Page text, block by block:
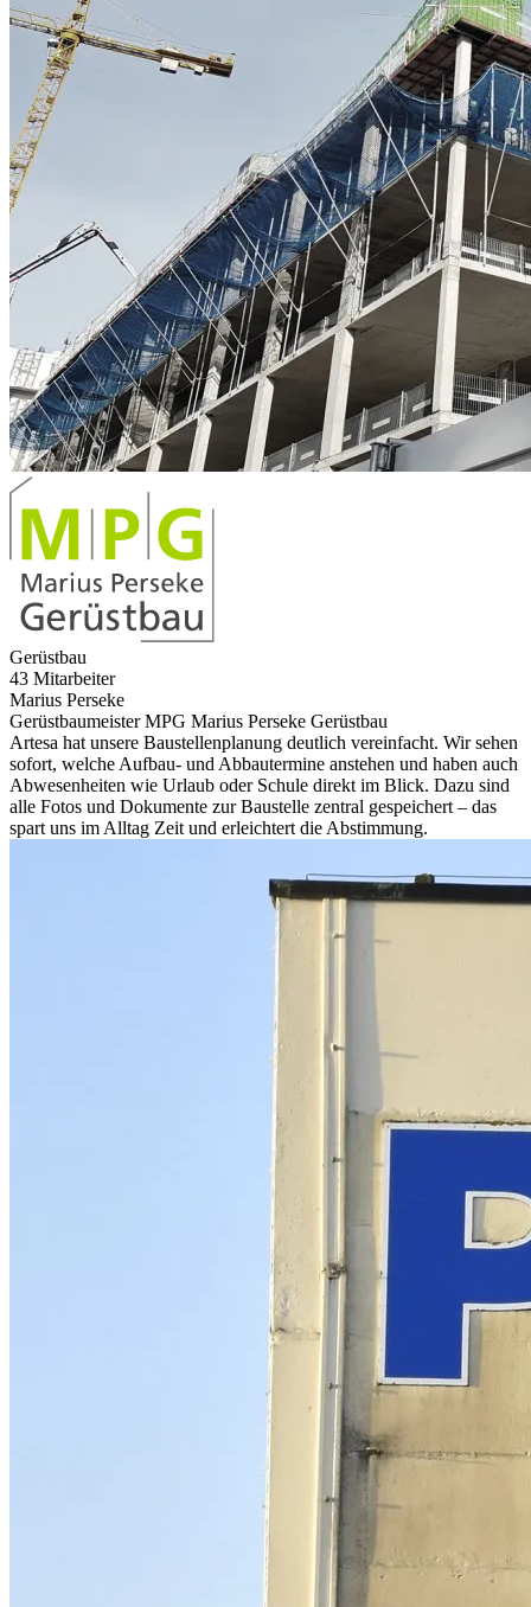
Gerüstbau
43 Mitarbeiter
Marius Perseke
Gerüstbaumeister MPG Marius Perseke Gerüstbau
Artesa hat unsere Baustellenplanung deutlich vereinfacht. Wir sehen
sofort, welche Aufbau- und Abbautermine anstehen und haben auch
Abwesenheiten wie Urlaub oder Schule direkt im Blick. Dazu sind
alle Fotos und Dokumente zur Baustelle zentral gespeichert – das
spart uns im Alltag Zeit und erleichtert die Abstimmung.